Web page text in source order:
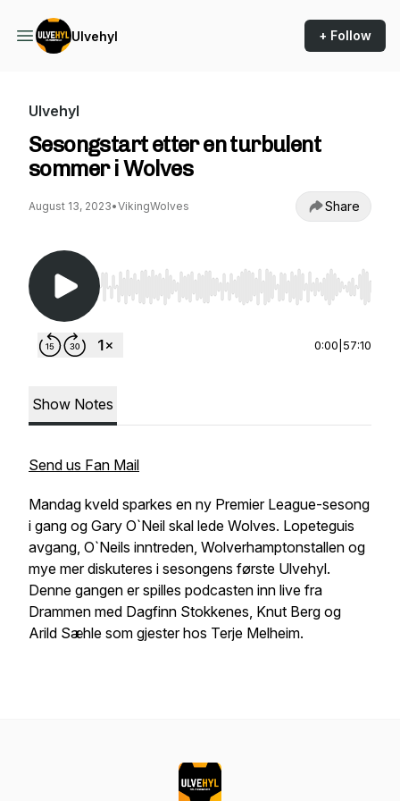
Ulvehyl + Follow
Ulvehyl
Sesongstart etter en turbulent
sommer i Wolves
August 13, 2023•VikingWolves Share
Use Left/Right to seek, Home/End to jump to
0:00 57:10
Show Notes
Send us Fan Mail
Mandag kveld sparkes en ny Premier League-sesong
i gang og Gary O`Neil skal lede Wolves. Lopeteguis
avgang, O`Neils inntreden, Wolverhamptonstallen og
mye mer diskuteres i sesongens første Ulvehyl.
Denne gangen er spilles podcasten inn live fra
Drammen med Dagfinn Stokkenes, Knut Berg og
Arild Sæhle som gjester hos Terje Melheim.